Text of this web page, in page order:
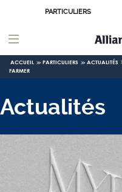
PARTICULIERS
ACCUEIL PARTICULIERS ACTUALITÉS
FARMER
Actualités